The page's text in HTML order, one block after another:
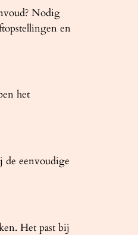
Nodig
en
het
de eenvoudige
Het past bij